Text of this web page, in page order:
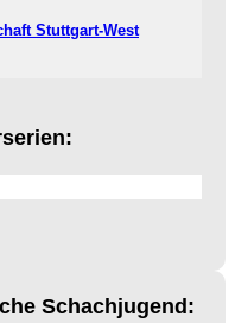
Stuttgart-West
Schachjugend: